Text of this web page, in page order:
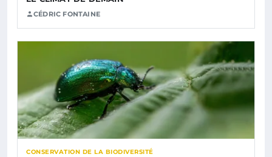
CÉDRIC FONTAINE
CONSERVATION DE LA BIODIVERSITÉ